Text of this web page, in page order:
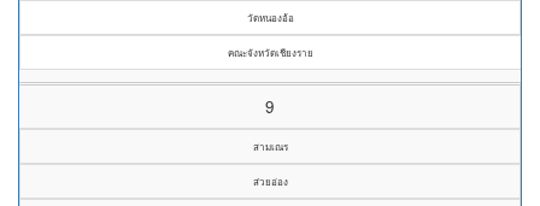
วัดหนองอ้อ
คณะจังหวัดเชียงราย
9
สามเณร
ส่วยอ่อง